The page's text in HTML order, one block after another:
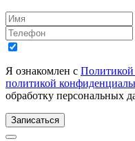
Я ознакомлен с Политикой
политикой
обработку персональных
Записаться